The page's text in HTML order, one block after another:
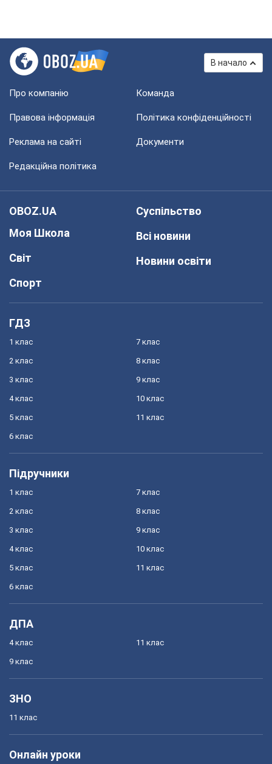
В начало
Про компанію Команда
Правова інформація Політика конфіденційності
Реклама на сайті Документи
Редакційна політика
OBOZ.UA
Моя Школа
Світ
Спорт
Суспільство
Всі новини
Новини освіти
ГДЗ
1 клас
2 клас
3 клас
4 клас
5 клас
6 клас
7 клас
8 клас
9 клас
10 клас
11 клас
Підручники
1 клас
2 клас
3 клас
4 клас
5 клас
6 клас
7 клас
8 клас
9 клас
10 клас
11 клас
ДПА
4 клас
9 клас
11 клас
ЗНО
11 клас
Онлайн уроки